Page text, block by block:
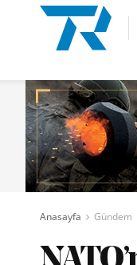
Anasayfa Gündem